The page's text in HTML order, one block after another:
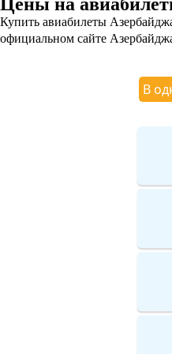
Купить авиабилеты
официальном сайте
В